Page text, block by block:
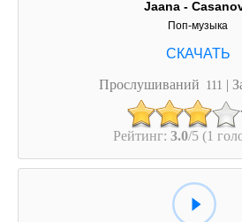
Jaana -
Поп-музыка
Прослушиваний 111 |
Рейтинг: 3.0/5 (1